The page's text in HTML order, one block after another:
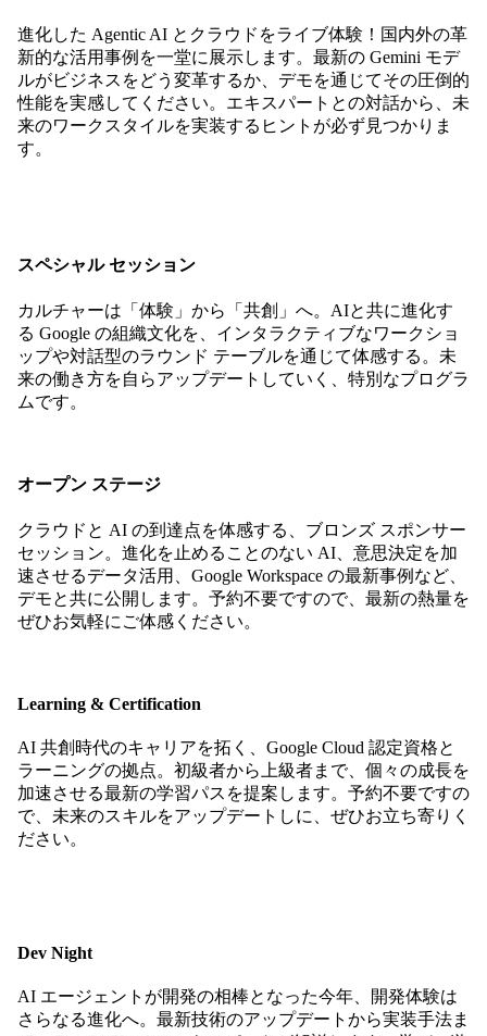
進化した Agentic AI とクラウドをライブ体験！国内外の革
新的な活用事例を一堂に展示します。最新の Gemini モデ
ルがビジネスをどう変革するか、デモを通じてその圧倒的
性能を実感してください。エキスパートとの対話から、未
来のワークスタイルを実装するヒントが必ず見つかりま
す。
スペシャル セッション
カルチャーは「体験」から「共創」へ。AIと共に進化す
る Google の組織文化を、インタラクティブなワークショ
ップや対話型のラウンド テーブルを通じて体感する。未
来の働き方を自らアップデートしていく、特別なプログラ
ムです。
オープン ステージ
クラウドと AI の到達点を体感する、ブロンズ スポンサー
セッション。進化を止めることのない AI、意思決定を加
速させるデータ活用、Google Workspace の最新事例など、
デモと共に公開します。予約不要ですので、最新の熱量を
ぜひお気軽にご体感ください。
Learning & Certification
AI 共創時代のキャリアを拓く、Google Cloud 認定資格と
ラーニングの拠点。初級者から上級者まで、個々の成長を
加速させる最新の学習パスを提案します。予約不要ですの
で、未来のスキルをアップデートしに、ぜひお立ち寄りく
ださい。
Dev Night
AI エージェントが開発の相棒となった今年、開発体験は
さらなる進化へ。最新技術のアップデートから実装手法ま